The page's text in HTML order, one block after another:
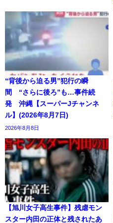
“背後から迫る男”犯行の瞬
間 “さらに後ろ”も…事件続
発 沖縄【スーパーJチャンネ
ル】(2026年8月7日)
2026年8月8日
【旭川女子高生事件】残虐モン
スター内田の正体と残されたあ